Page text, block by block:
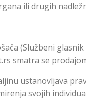
ili drugih
(Službeni
smatra se
ustanovljava
svojih